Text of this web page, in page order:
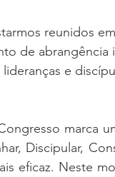
reunidos
de
e
marca
Discipular,
eficaz. Neste